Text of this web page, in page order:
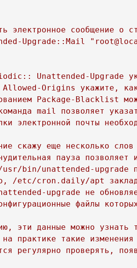
электронное сообщение о
Upgrade::Mail
Unattended-Upgrade
Allowed-Origins укажите,
Package-Blacklist
mail позволяет
электронной почты
скажу еще несколько
пауза
usr/bin/unattended-upgrade
/etc/cron.daily/apt
upgrade не
файлы
эти данные можно узнать
на практике такие
регулярно проверять,